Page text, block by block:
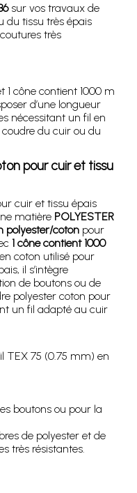
sur vos travaux de
du tissu très épais
très
1 cône contient 1000 m
d’une longueur
nécessitant un fil en
du cuir ou du
pour cuir et tissu
cuir et tissu épais
matière POLYESTER
polyester/coton pour
1 cône contient 1000
coton utilisé pour
il s’intègre
de boutons ou de
polyester coton pour
un fil adapté au cuir
TEX 75 (0.75 mm) en
boutons ou pour la
de polyester et de
très résistantes.